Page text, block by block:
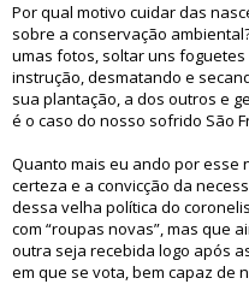
Por qual motivo cuidar das
sobre a conservação
umas fotos, soltar uns
instrução, desmatando e
sua plantação, a dos outros e
é o caso do nosso sofrido São
Quanto mais eu ando por esse
certeza e a convicção da
dessa velha política do
com “roupas novas”, mas que
outra seja recebida logo após
em que se vota, bem capaz de